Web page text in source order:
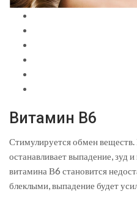
Витамин В6
Стимулируется обмен
останавливает выпадение, зуд
витамина В6 становится
блеклыми, выпадение будет